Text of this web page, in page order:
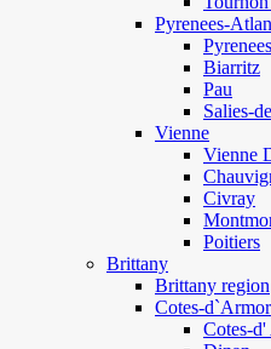
Pyrenees-
Biarritz
Pau
Salies-
Vienne
Vienne
Civray
Poitiers
Brittany
Brittany region
Cotes-d`Armor
Cotes-